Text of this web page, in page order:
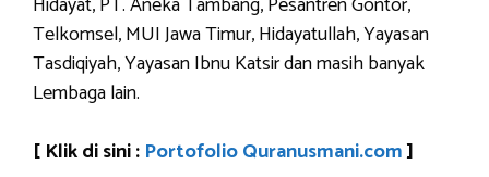
Telkomsel, MUI Jawa Timur, Hidayatullah, Yayasan
Tasdiqiyah, Yayasan Ibnu Katsir dan masih banyak
Lembaga lain.
[ Klik di sini : Portofolio Quranusmani.com]